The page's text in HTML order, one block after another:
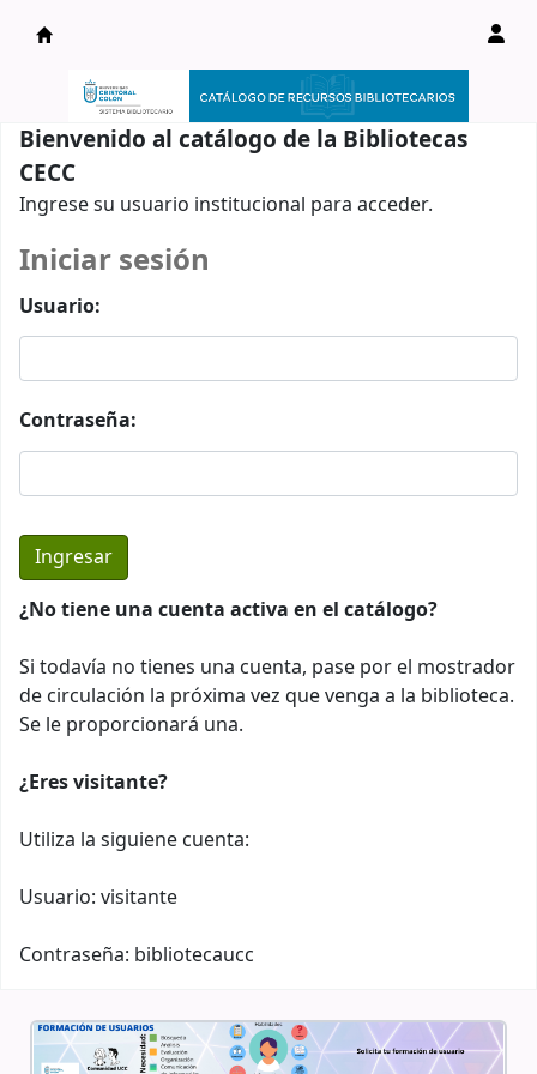
Catálogo en línea
Bienvenido al catálogo de la Bibliotecas
CECC
Ingrese su usuario institucional para acceder.
Iniciar sesión
Usuario:
Contraseña:
¿No tiene una cuenta activa en el catálogo?
Si todavía no tienes una cuenta, pase por el mostrador
de circulación la próxima vez que venga a la biblioteca.
Se le proporcionará una.
¿Eres visitante?
Utiliza la siguiene cuenta:
Usuario: visitante
Contraseña: bibliotecaucc